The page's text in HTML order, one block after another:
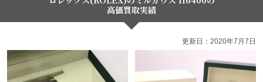
高価買取実績
更新日：2020年7月7日